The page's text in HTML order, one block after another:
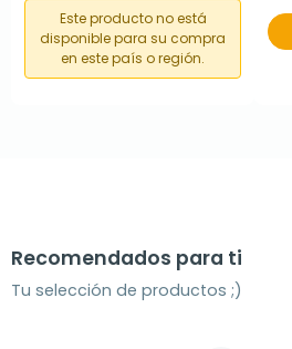
Este producto no está
disponible para su compra
en este país o región.
Recomendados para ti
Tu selección de productos ;)